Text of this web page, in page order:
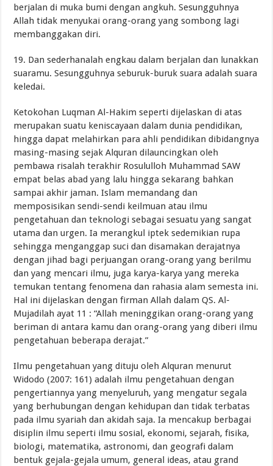
berjalan di muka bumi dengan angkuh. Sesungguhnya
Allah tidak menyukai orang-orang yang sombong lagi
membanggakan diri.
19. Dan sederhanalah engkau dalam berjalan dan lunakkan
suaramu. Sesungguhnya seburuk-buruk suara adalah suara
keledai.
Ketokohan Luqman Al-Hakim seperti dijelaskan di atas
merupakan suatu keniscayaan dalam dunia pendidikan,
hingga dapat melahirkan para ahli pendidikan dibidangnya
masing-masing sejak Alquran dilauncingkan oleh
pembawa risalah terakhir Rosululloh Muhammad SAW
empat belas abad yang lalu hingga sekarang bahkan
sampai akhir jaman. Islam memandang dan
memposisikan sendi-sendi keilmuan atau ilmu
pengetahuan dan teknologi sebagai sesuatu yang sangat
utama dan urgen. Ia merangkul iptek sedemikian rupa
sehingga menganggap suci dan disamakan derajatnya
dengan jihad bagi perjuangan orang-orang yang berilmu
dan yang mencari ilmu, juga karya-karya yang mereka
temukan tentang fenomena dan rahasia alam semesta ini.
Hal ini dijelaskan dengan firman Allah dalam QS. Al-
Mujadilah ayat 11 : “Allah meninggikan orang-orang yang
beriman di antara kamu dan orang-orang yang diberi ilmu
pengetahuan beberapa derajat.”
Ilmu pengetahuan yang dituju oleh Alquran menurut
Widodo (2007: 161) adalah ilmu pengetahuan dengan
pengertiannya yang menyeluruh, yang mengatur segala
yang berhubungan dengan kehidupan dan tidak terbatas
pada ilmu syariah dan akidah saja. Ia mencakup berbagai
disiplin ilmu seperti ilmu sosial, ekonomi, sejarah, fisika,
biologi, matematika, astronomi, dan geografi dalam
bentuk gejala-gejala umum, general ideas, atau grand